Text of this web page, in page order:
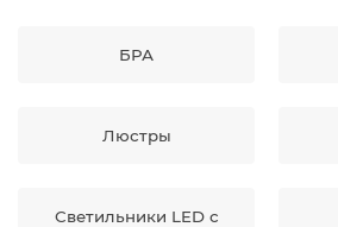
БРА
Люстры
Светильники LED с